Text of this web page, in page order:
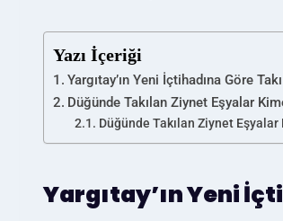
Yazı İçeriği
Yargıtay’ın Yeni İçtihadına Göre
Düğünde Takılan Ziynet Eşyalar
Düğünde Takılan Ziynet
Yargıtay’ın Yeni